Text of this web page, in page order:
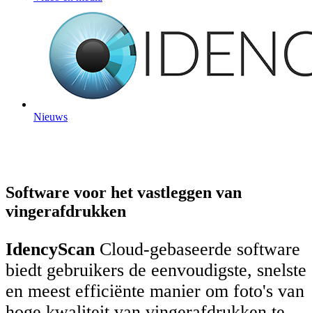
Nieuws
Software voor het vastleggen van
vingerafdrukken
IdencyScan Cloud-gebaseerde software
biedt gebruikers de eenvoudigste, snelste
en meest efficiënte manier om foto's van